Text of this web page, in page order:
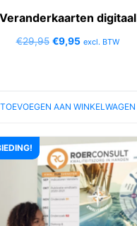
Veranderkaarten digitaal
€29,95 €9,95 excl. BTW
TOEVOEGEN AAN WINKELWAGEN